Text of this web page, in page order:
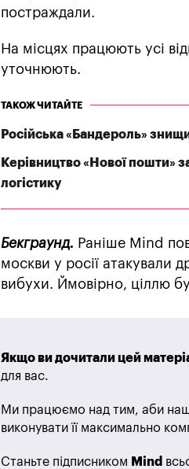
постраждали.
На місцях працюють усі
уточнюють.
ТАКОЖ ЧИТАЙТЕ
Російська «Бандероль»
Керівництво «Нової пошти»
логістику
Бекграунд. Раніше Mind
москви у росії атакували
вибухи. Ймовірно, ціллю
Якщо ви дочитали цей
для вас.
Ми працюємо над тим, аби
виконувати її максимально
Станьте підписником Mind